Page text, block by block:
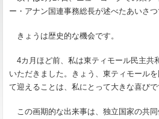
ー・アナン国連事務総長が述べたあいさつ
きょうは歴史的な機会です。
4カ月ほど前、私は東ティモール民主共
いただきました。きょう、東ティモール
て迎えることは、私にとって大きな喜びで
この画期的な出来事は、独立国家の共